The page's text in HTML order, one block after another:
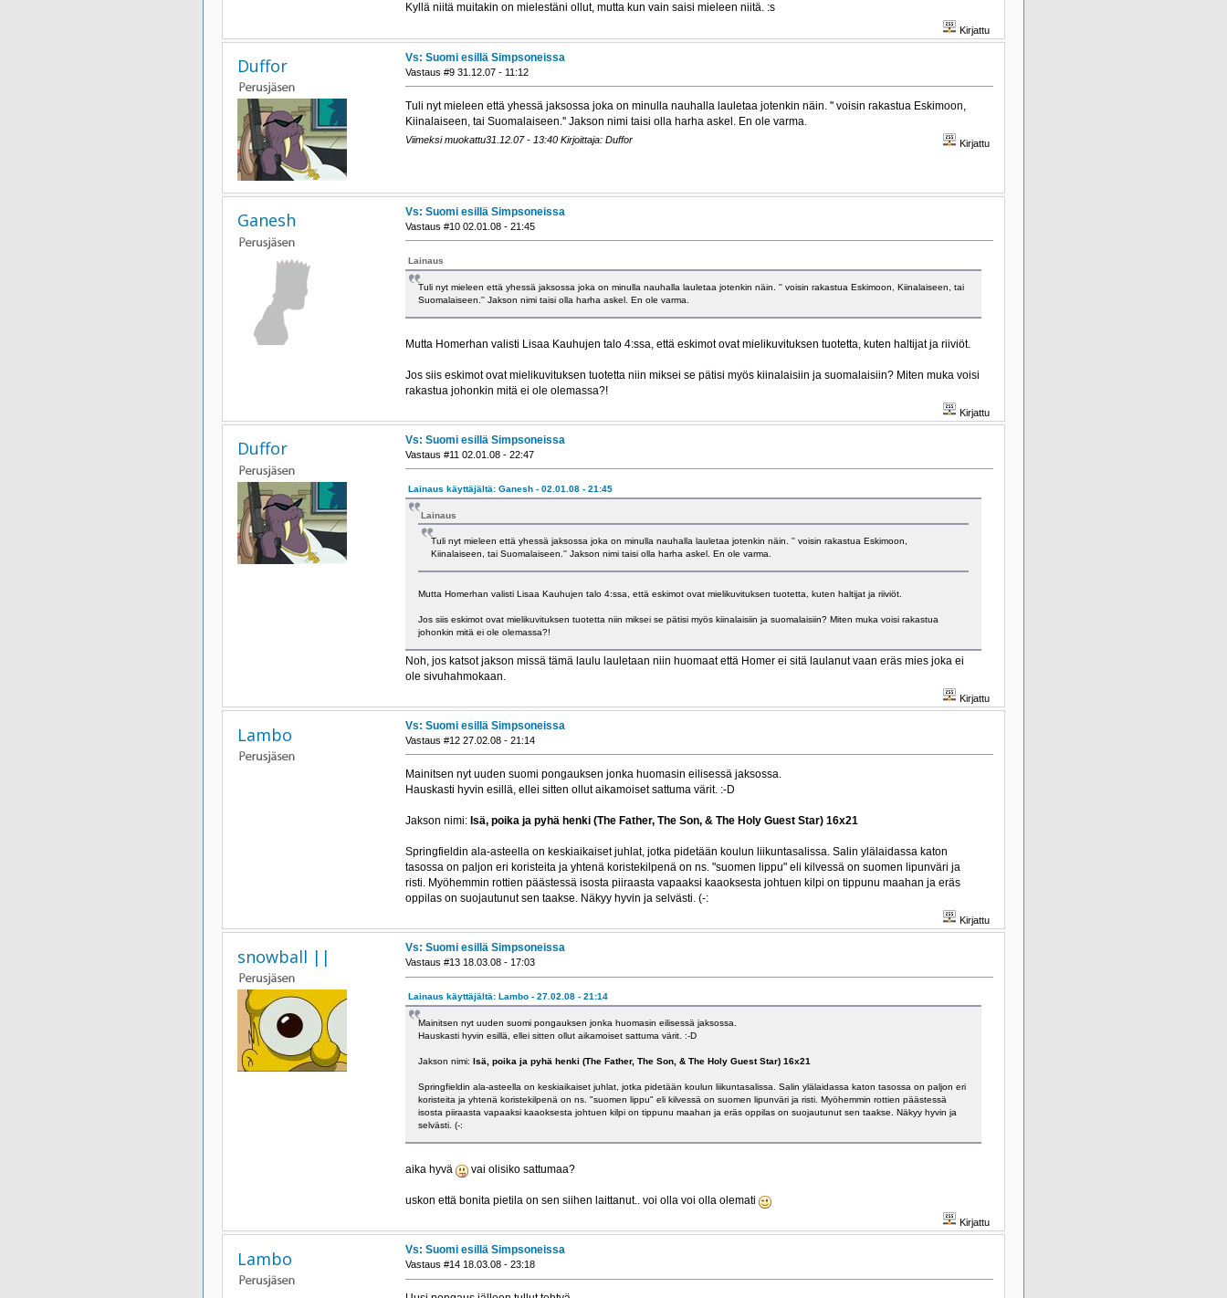
Kyllä niitä muitakin on mielestäni ollut, mutta kun vain saisi mieleen niitä. :s
Kirjattu
Duffor Vs: Suomi esillä Simpsoneissa
Vastaus #9 31.12.07 - 11:12
Tuli nyt mieleen että yhessä jaksossa joka on minulla nauhalla lauletaa jotenkin näin. '' voisin rakastua Eskimoon,
Kiinalaiseen, tai Suomalaiseen.'' Jakson nimi taisi olla harha askel. En ole varma.
Viimeksi muokattu31.12.07 - 13:40 Kirjoittaja: Duffor Kirjattu
Ganesh Vs: Suomi esillä Simpsoneissa
Vastaus #10 02.01.08 - 21:45
Lainaus
Tuli nyt mieleen että yhessä jaksossa joka on minulla nauhalla lauletaa jotenkin näin. '' voisin rakastua Eskimoon, Kiinalaiseen, tai
Suomalaiseen.'' Jakson nimi taisi olla harha askel. En ole varma.
Mutta Homerhan valisti Lisaa Kauhujen talo 4:ssa, että eskimot ovat mielikuvituksen tuotetta, kuten haltijat ja riiviöt.
Jos siis eskimot ovat mielikuvituksen tuotetta niin miksei se pätisi myös kiinalaisiin ja suomalaisiin? Miten muka voisi
rakastua johonkin mitä ei ole olemassa?!
Kirjattu
Duffor Vs: Suomi esillä Simpsoneissa
Vastaus #11 02.01.08 - 22:47
Lainaus käyttäjältä: Ganesh - 02.01.08 - 21:45
Lainaus
Tuli nyt mieleen että yhessä jaksossa joka on minulla nauhalla lauletaa jotenkin näin. '' voisin rakastua Eskimoon,
Kiinalaiseen, tai Suomalaiseen.'' Jakson nimi taisi olla harha askel. En ole varma.
Mutta Homerhan valisti Lisaa Kauhujen talo 4:ssa, että eskimot ovat mielikuvituksen tuotetta, kuten haltijat ja riiviöt.
Jos siis eskimot ovat mielikuvituksen tuotetta niin miksei se pätisi myös kiinalaisiin ja suomalaisiin? Miten muka voisi rakastua
johonkin mitä ei ole olemassa?!
Noh, jos katsot jakson missä tämä laulu lauletaan niin huomaat että Homer ei sitä laulanut vaan eräs mies joka ei
ole sivuhahmokaan.
Kirjattu
Lambo Vs: Suomi esillä Simpsoneissa
Vastaus #12 27.02.08 - 21:14
Mainitsen nyt uuden suomi pongauksen jonka huomasin eilisessä jaksossa.
Hauskasti hyvin esillä, ellei sitten ollut aikamoiset sattuma värit. :-D
Jakson nimi: Isä, poika ja pyhä henki (The Father, The Son, & The Holy Guest Star) 16x21
Springfieldin ala-asteella on keskiaikaiset juhlat, jotka pidetään koulun liikuntasalissa. Salin ylälaidassa katon
tasossa on paljon eri koristeita ja yhtenä koristekilpenä on ns. "suomen lippu" eli kilvessä on suomen lipunväri ja
risti. Myöhemmin rottien päästessä isosta piiraasta vapaaksi kaaoksesta johtuen kilpi on tippunu maahan ja eräs
oppilas on suojautunut sen taakse. Näkyy hyvin ja selvästi. (-:
Kirjattu
snowball || Vs: Suomi esillä Simpsoneissa
Vastaus #13 18.03.08 - 17:03
Lainaus käyttäjältä: Lambo - 27.02.08 - 21:14
Mainitsen nyt uuden suomi pongauksen jonka huomasin eilisessä jaksossa.
Hauskasti hyvin esillä, ellei sitten ollut aikamoiset sattuma värit. :-D
Jakson nimi: Isä, poika ja pyhä henki (The Father, The Son, & The Holy Guest Star) 16x21
Springfieldin ala-asteella on keskiaikaiset juhlat, jotka pidetään koulun liikuntasalissa. Salin ylälaidassa katon tasossa on paljon eri
koristeita ja yhtenä koristekilpenä on ns. "suomen lippu" eli kilvessä on suomen lipunväri ja risti. Myöhemmin rottien päästessä
isosta piiraasta vapaaksi kaaoksesta johtuen kilpi on tippunu maahan ja eräs oppilas on suojautunut sen taakse. Näkyy hyvin ja
selvästi. (-:
aika hyvä vai olisiko sattumaa?
uskon että bonita pietila on sen siihen laittanut.. voi olla voi olla olemati
Kirjattu
Lambo Vs: Suomi esillä Simpsoneissa
Vastaus #14 18.03.08 - 23:18